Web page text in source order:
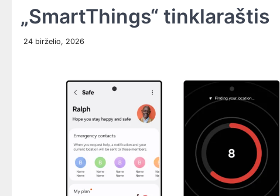
„SmartThings“ tinklaraštis
24 birželio, 2026